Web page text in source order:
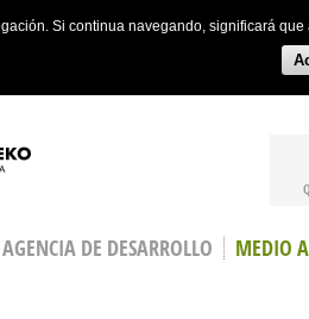
Si continua navegando, significará
AGENCIA DE DESARROLLO MEDIO